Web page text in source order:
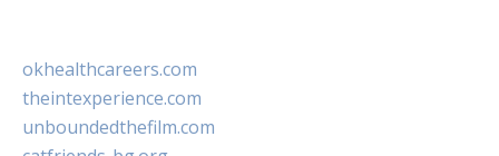
okhealthcareers.com
theintexperience.com
unboundedthefilm.com